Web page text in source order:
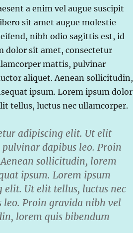
a enim vel augue suscipit
sit amet augue molestie
nibh odio sagittis est, id
dolor sit amet, consectetur
mattis, pulvinar
aliquet. Aenean sollicitudin,
ipsum. Lorem ipsum dolor
tellus, luctus nec ullamcorper.
adipiscing elit. Ut elit
dapibus leo. Proin
sollicitudin, lorem
ipsum. Lorem ipsum
elit. Ut elit tellus, luctus nec
Proin gravida nibh vel
lorem quis bibendum